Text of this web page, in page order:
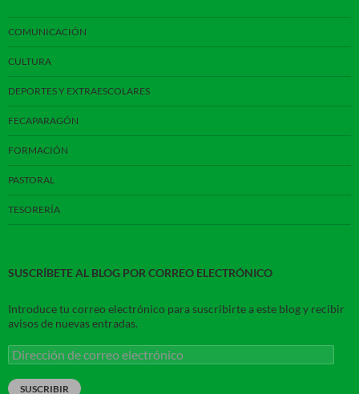
COMUNICACIÓN
CULTURA
DEPORTES Y EXTRAESCOLARES
FECAPARAGÓN
FORMACIÓN
PASTORAL
TESORERÍA
SUSCRÍBETE AL BLOG POR CORREO ELECTRÓNICO
Introduce tu correo electrónico para suscribirte a este blog y recibir
avisos de nuevas entradas.
Dirección
de
correo
SUSCRIBIR